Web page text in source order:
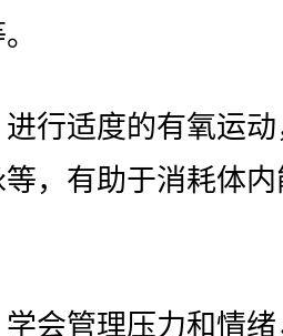
适度的有氧运动
，有助于消耗体
管理压力和情绪